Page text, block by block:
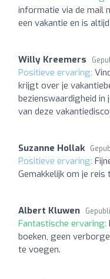
informatie via de mail
een vakantie en is
Willy Kreemers
Positieve ervaring:
krijgt over je
bezienswaardigheid in
van deze
Suzanne Hollak
Positieve ervaring:
Gemakkelijk om je
Albert Kluwen
Fantastische ervaring:
boeken, geen
te voegen.